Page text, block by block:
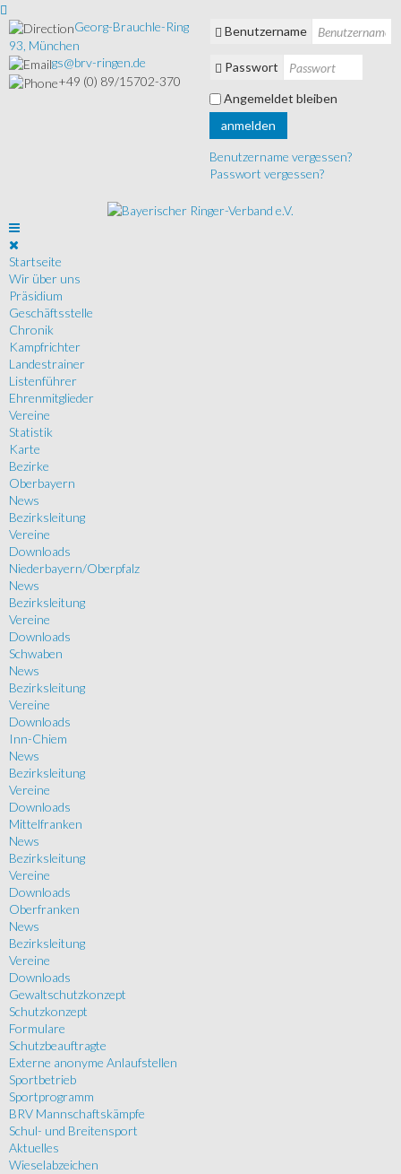
Georg-Brauchle-Ring
93, München
gs@brv-ringen.de
+49 (0) 89/15702-370
Benutzername
Passwort
Angemeldet bleiben
anmelden
Benutzername vergessen?
Passwort vergessen?
Startseite
Wir über uns
Präsidium
Geschäftsstelle
Chronik
Kampfrichter
Landestrainer
Listenführer
Ehrenmitglieder
Vereine
Statistik
Karte
Bezirke
Oberbayern
News
Bezirksleitung
Vereine
Downloads
Niederbayern/Oberpfalz
News
Bezirksleitung
Vereine
Downloads
Schwaben
News
Bezirksleitung
Vereine
Downloads
Inn-Chiem
News
Bezirksleitung
Vereine
Downloads
Mittelfranken
News
Bezirksleitung
Vereine
Downloads
Oberfranken
News
Bezirksleitung
Vereine
Downloads
Gewaltschutzkonzept
Schutzkonzept
Formulare
Schutzbeauftragte
Externe anonyme Anlaufstellen
Sportbetrieb
Sportprogramm
BRV Mannschaftskämpfe
Schul- und Breitensport
Aktuelles
Wieselabzeichen